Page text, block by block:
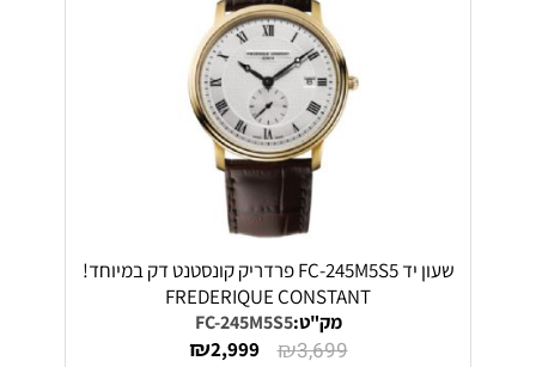
שעון יד FC-245M5S5 פרדריק קונסטנט דק במיוחד!
FREDERIQUE CONSTANT
מק"ט:FC-245M5S5
₪3,699
₪2,999